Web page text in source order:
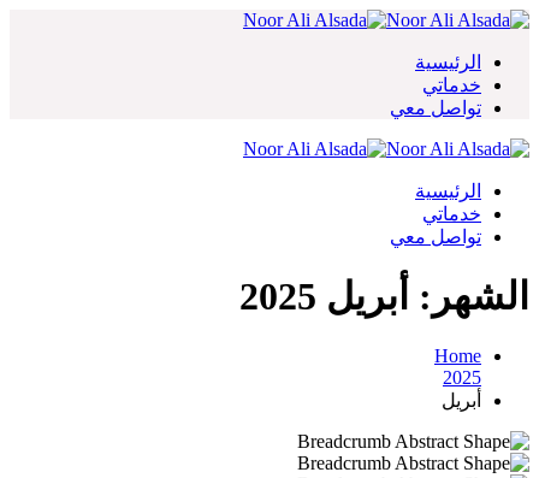
Skip
content الرئيسية
خدماتي
تواصل معي
الرئيسية
خدماتي
تواصل معي
الشهر: أبريل 2025
Home
2025
أبريل